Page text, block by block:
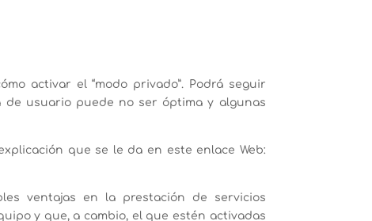
activar el “modo privado”. Podrá seguir
de usuario puede no ser óptima y algunas
que se le da en este enlace Web:
ventajas en la prestación de servicios
y que, a cambio, el que estén activadas